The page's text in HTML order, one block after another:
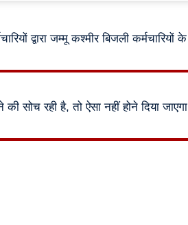
द्वारा जम्मू कश्मीर बिजली कर्मचारियों के
सोच रही है, तो ऐसा नहीं होने दिया जाएगा